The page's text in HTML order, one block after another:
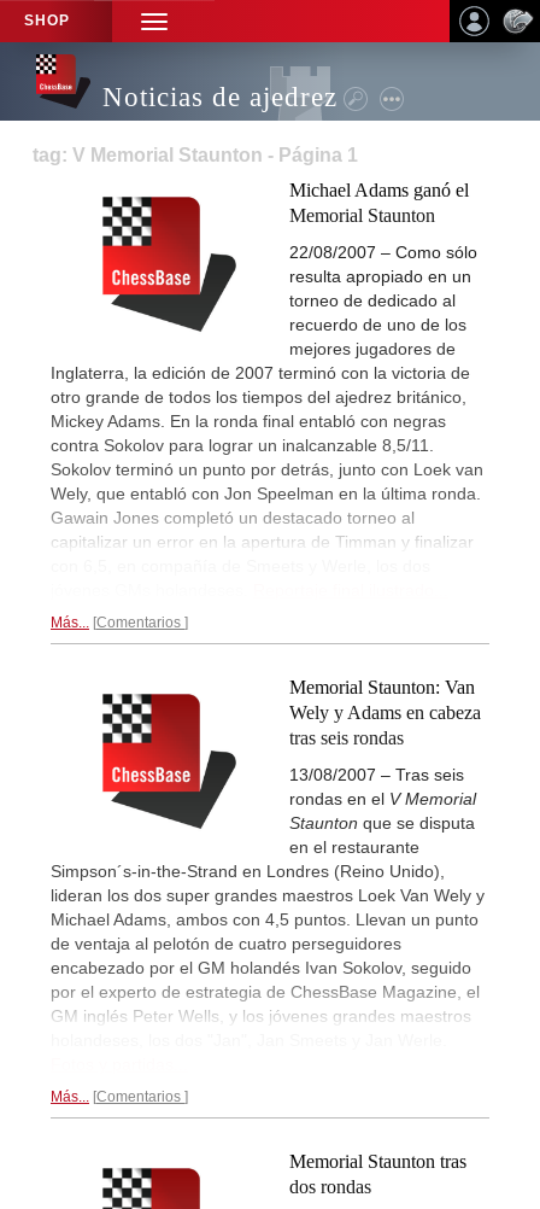
SHOP
TOGGLE
NAVIGATION
Noticias de ajedrez
tag: V Memorial Staunton - Página 1
Michael Adams ganó el
Memorial Staunton
22/08/2007 – Como sólo
resulta apropiado en un
torneo de dedicado al
recuerdo de uno de los
mejores jugadores de
Inglaterra, la edición de 2007 terminó con la victoria de
otro grande de todos los tiempos del ajedrez británico,
Mickey Adams. En la ronda final entabló con negras
contra Sokolov para lograr un inalcanzable 8,5/11.
Sokolov terminó un punto por detrás, junto con Loek van
Wely, que entabló con Jon Speelman en la última ronda.
Gawain Jones completó un destacado torneo al
capitalizar un error en la apertura de Timman y finalizar
Más... Comentarios
Memorial Staunton: Van
Wely y Adams en cabeza
tras seis rondas
13/08/2007 – Tras seis
rondas en el V Memorial
Staunton que se disputa
en el restaurante
Simpson´s-in-the-Strand en Londres (Reino Unido),
lideran los dos super grandes maestros Loek Van Wely y
Michael Adams, ambos con 4,5 puntos. Llevan un punto
de ventaja al pelotón de cuatro perseguidores
encabezado por el GM holandés Ivan Sokolov, seguido
por el experto de estrategia de ChessBase Magazine, el
GM inglés Peter Wells, y los jóvenes grandes maestros
Más... Comentarios
Memorial Staunton tras
dos rondas